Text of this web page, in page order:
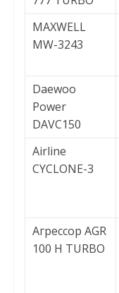
MAXWELL
MW-3243
Daewoo
Power
DAVC150
Airline
CYCLONE-3
Агрессор AGR
100 H TURBO